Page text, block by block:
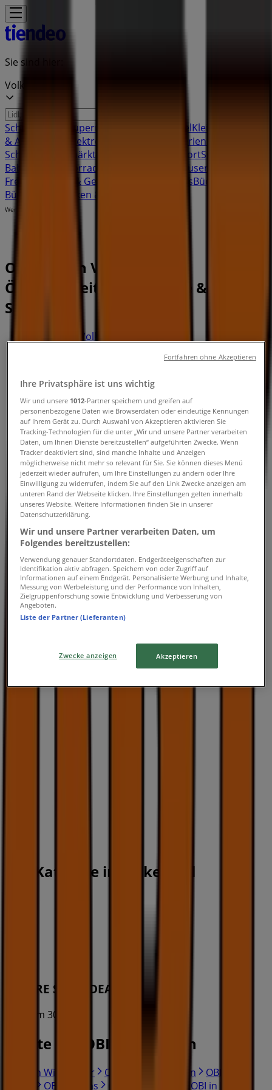
Sie sind hier:
Volketswil
Schnäppchen Supermärkte Haus & MöbelKleider, Schuhe
& Accessoires
Elektro & Computer
Drogerien &
Schönheit
Baumärkte & Gartencenter SportSpielzeug &
Baby
Auto, Motorrad & Werkstatt Kaufhäuser
Freizeit
Optiker & Gesundheit RestaurantsBücher &
Bürobedarf
Banken & Dienstleistungen
Werbung
OBI Filialen Volketswil -
Öffnungszeiten, Kontakte &
Standorte
Tiendeo in Volketswil
OBI Geschäfte in Volketswil
OBI
Industriestr. 20, Volketswil
1.3 km
Jetzt geöffnet
OBI
Industriestr. 44, Winterthur
13.2 km
OBI Kataloge in Volketswil
UNSERE SUPERDEALS
Läuft am 30.8. ab
Städte mit OBI-Geschäften
OBI in Winterthur OBI in Schaffhausen
OBI in St.
OBI in Stans OBI in Oftringen OBI in Basel
Ihre Privatsphäre ist uns wichtig
Wir und unsere 1012-Partner speichern und greifen auf
personenbezogene Daten wie Browserdaten oder eindeutige Kennungen
auf Ihrem Gerät zu. Durch Auswahl von Akzeptieren aktivieren Sie
Tracking-Technologien für die unter „Wir und unsere Partner verarbeiten
Daten, um Ihnen Dienste bereitzustellen“ aufgeführten Zwecke. Wenn
Tracker deaktiviert sind, sind manche Inhalte und Anzeigen
möglicherweise nicht mehr so relevant für Sie. Sie können dieses Menü
jederzeit wieder aufrufen, um Ihre Einstellungen zu ändern oder Ihre
Einwilligung zu widerrufen, indem Sie auf den Link Zwecke anzeigen am
unteren Rand der Webseite klicken. Ihre Einstellungen gelten innerhalb
unseres Website. Weitere Informationen finden Sie in unserer
Datenschutzerklärung.
Wir und unsere Partner verarbeiten Daten, um
Folgendes bereitzustellen:
Verwendung genauer Standortdaten. Endgeräteeigenschaften zur
Identifikation aktiv abfragen. Speichern von oder Zugriff auf
Informationen auf einem Endgerät. Personalisierte Werbung und Inhalte,
Messung von Werbeleistung und der Performance von Inhalten,
Zielgruppenforschung sowie Entwicklung und Verbesserung von
Angeboten.
Liste der Partner (Lieferanten)
Zwecke anzeigen Akzeptieren
Fortfahren ohne Akzeptieren